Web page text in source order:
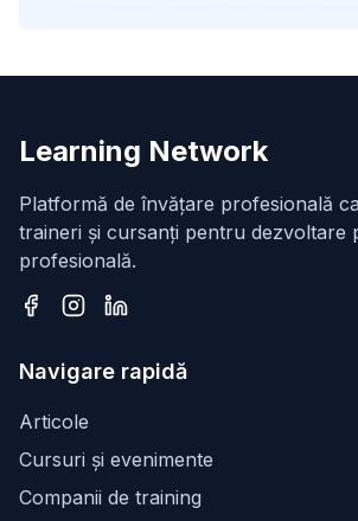
Learning Network
Platformă de învățare profesională
traineri și cursanți pentru dezvoltare
profesională.
Navigare rapidă
Articole
Cursuri și evenimente
Companii de training